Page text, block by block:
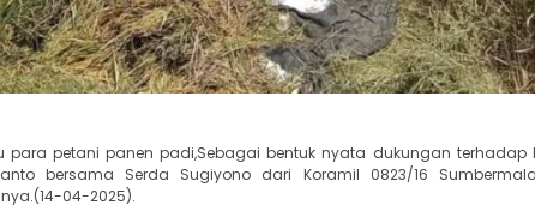
petani panen padi,Sebagai bentuk nyata dukungan
bersama Serda Sugiyono dari Koramil 0823/16
04-2025).